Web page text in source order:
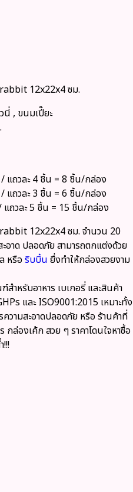
12x22x4 ซม.
นี่ , ขนมเปี๊ยะ
/ แถวละ 4 ชิ้น = 8 ชิ้น/กล่อง
/ แถวละ 3 ชิ้น = 6 ชิ้น/กล่อง
แถวละ 5 ชิ้น = 15 ชิ้น/กล่อง
12x22x4 ซม. จำนวน 20
ะอาด ปลอดภัย สามารถตกแต่งด้วย
หรือ ริบบิ้น ยื่งทำให้กล่องสวยงาม
ำหรับอาหาร เบเกอรี่ และสินค้า
และ ISO9001:2015 เหมาะทั้ง
วามสะอาดปลอดภัย หรือ ร้านค้าที่
กล่องเค้ก สวย ๆ ราคาโดนใจหาซื้อ
!!!